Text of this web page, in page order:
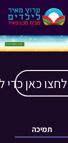
כאן כדי
תמיכה